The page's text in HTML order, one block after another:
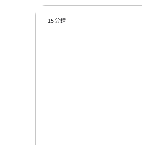
15 分鐘